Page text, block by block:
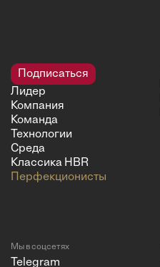
Подписаться
Лидер
Компания
Команда
Технологии
Среда
Классика HBR
Перфекционисты
Мы в соцсетях
Telegram